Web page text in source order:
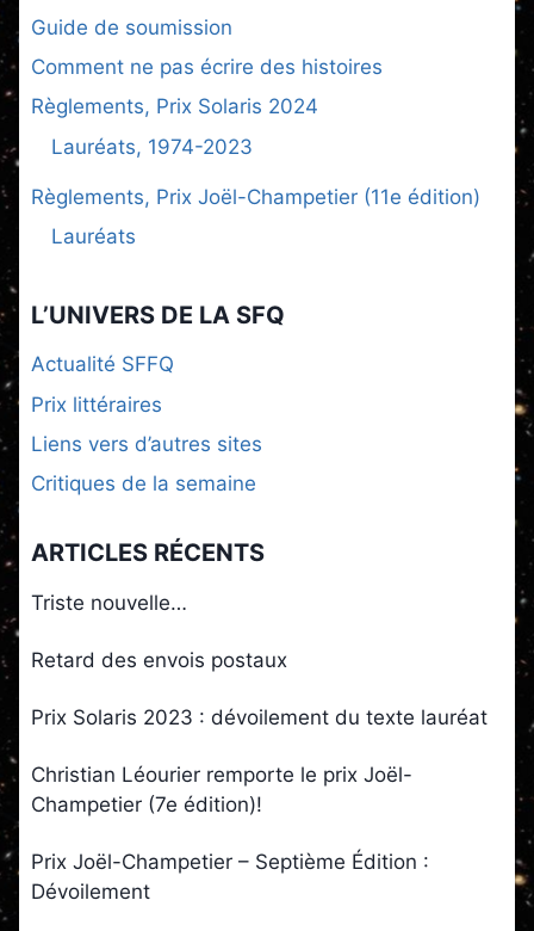
Guide de soumission
Comment ne pas écrire des histoires
Règlements, Prix Solaris 2024
Lauréats, 1974-2023
Règlements, Prix Joël-Champetier (11e édition)
Lauréats
L’UNIVERS DE LA SFQ
Actualité SFFQ
Prix littéraires
Liens vers d’autres sites
Critiques de la semaine
ARTICLES RÉCENTS
Triste nouvelle…
Retard des envois postaux
Prix Solaris 2023 : dévoilement du texte lauréat
Christian Léourier remporte le prix Joël-
Champetier (7e édition)!
Prix Joël-Champetier – Septième Édition :
Dévoilement